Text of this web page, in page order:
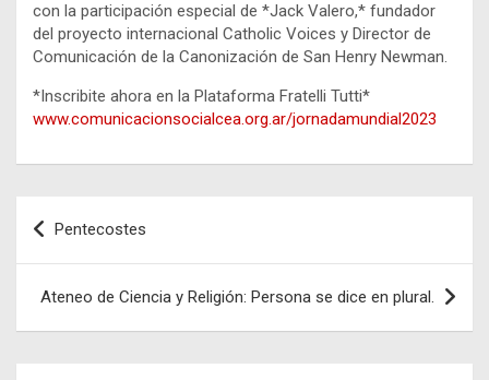
con la participación especial de *Jack Valero,* fundador
del proyecto internacional Catholic Voices y Director de
Comunicación de la Canonización de San Henry Newman.
*Inscribite ahora en la Plataforma Fratelli Tutti*
www.comunicacionsocialcea.org.ar/jornadamundial2023
Navegación
de
entradas
Pentecostes
Ateneo de Ciencia y Religión: Persona se dice en plural.